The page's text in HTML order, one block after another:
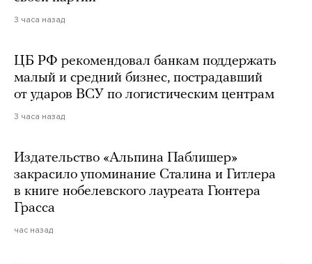
3 часа назад
ЦБ РФ рекомендовал банкам поддержать
малый и средний бизнес, пострадавший
от ударов ВСУ по логистическим центрам
3 часа назад
Издательство «Альпина Паблишер»
закрасило упоминание Сталина и Гитлера
в книге нобелевского лауреата Гюнтера
Грасса
час назад